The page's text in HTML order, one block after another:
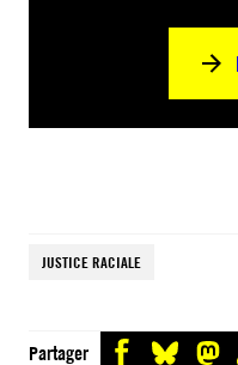
JUSTICE RACIALE
Partager